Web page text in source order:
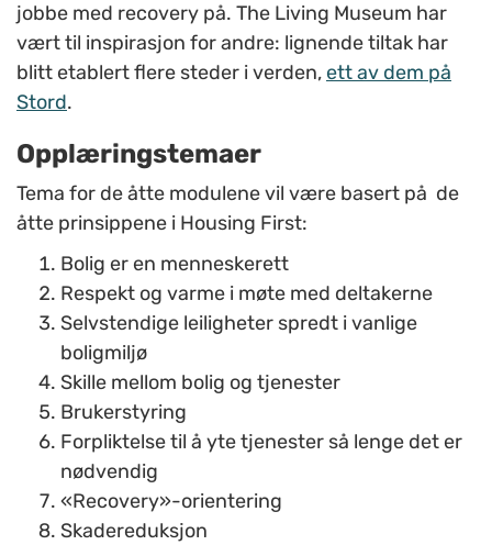
jobbe med recovery på. The Living Museum har
vært til inspirasjon for andre: lignende tiltak har
blitt etablert flere steder i verden,ett av dem på
Stord.
Opplæringstemaer
Tema for de åtte modulene vil være basert på de
åtte prinsippene i Housing First:
Bolig er en menneskerett
Respekt og varme i møte med deltakerne
Selvstendige leiligheter spredt i vanlige
boligmiljø
Skille mellom bolig og tjenester
Brukerstyring
Forpliktelse til å yte tjenester så lenge det er
nødvendig
«Recovery»-orientering
Skadereduksjon